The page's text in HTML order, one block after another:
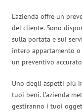
L’azienda offre un
del cliente. Sono
sulla portata e sui
intero appartamento
un preventivo
Uno degli aspetti più
tuoi beni. L’azienda
gestiranno i tuoi